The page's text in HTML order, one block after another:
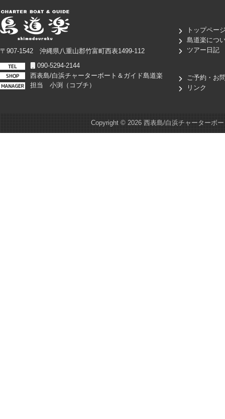
〒907-1542 沖縄県八重山郡竹富町西表1499-112
090-5294-2144
西表島/白浜チャーターボート＆ガイド島道楽
担当 小渕（コブチ）
トップペー
島道楽につ
ツアー日記
ご予約・お
リンク
Copyright ©2026 西表島/白浜チャーターボ